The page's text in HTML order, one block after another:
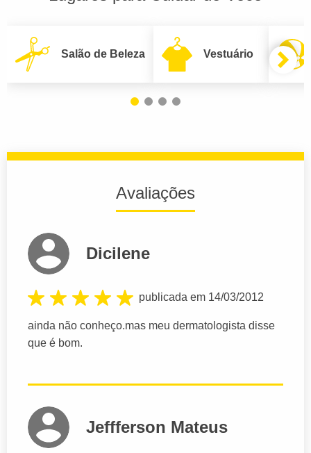
Salão de Beleza Vestuário
Avaliações
Dicilene
publicada em 14/03/2012
ainda não conheço.mas meu dermatologista disse
que é bom.
Jeffferson Mateus